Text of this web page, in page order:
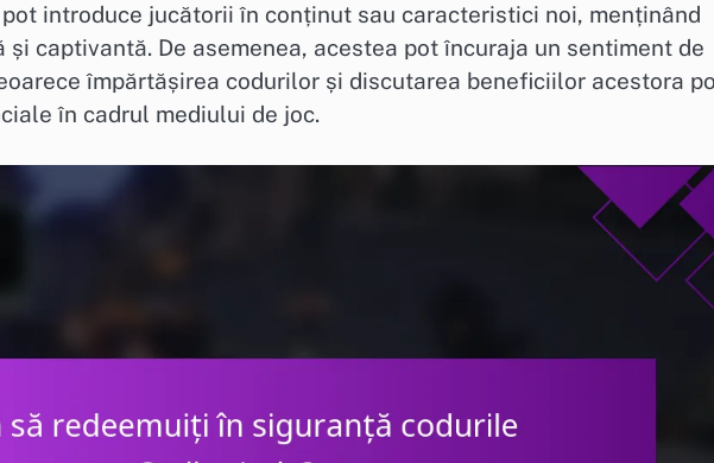
introduce jucătorii în conținut sau caracteristici noi, menținând
captivantă. De asemenea, acestea pot încuraja un sentiment de
împărtășirea codurilor și discutarea beneficiilor acestora
în cadrul mediului de joc.